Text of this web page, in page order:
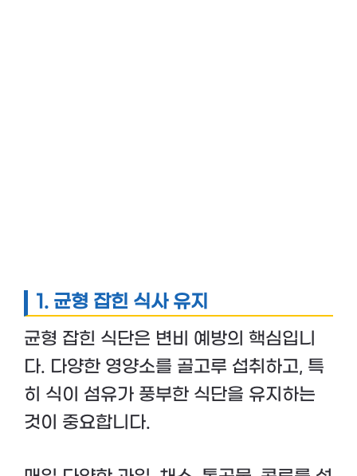
1. 균형 잡힌 식사 유지
균형 잡힌 식단은 변비 예방의 핵심입니
다. 다양한 영양소를 골고루 섭취하고, 특
히 식이 섬유가 풍부한 식단을 유지하는
것이 중요합니다.